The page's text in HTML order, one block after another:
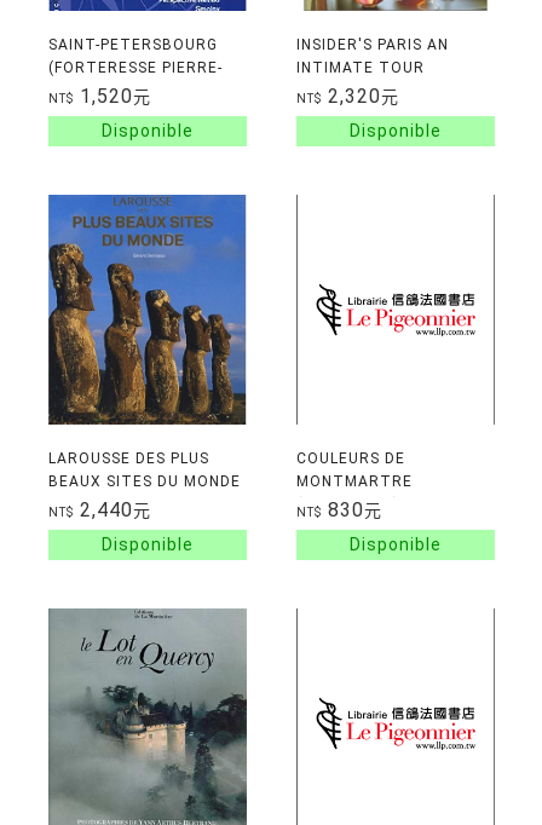
SAINT-PETERSBOURG
(FORTERESSE PIERRE-
ET-PAUL, ILE
VASSILIEVSKI
NT$ 1,520元
INSIDER'S PARIS AN
INTIMATE TOUR
NT$ 2,320元
LAROUSSE DES PLUS
BEAUX SITES DU MONDE
NT$ 2,440元
COULEURS DE
MONTMARTRE
(V.ANGLAISE)
NT$ 830元